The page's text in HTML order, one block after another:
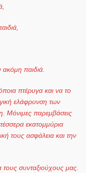
παιδιά.
πτέρυγα και να το
ελάφρυνση των
Μόνιμες παρεμβάσεις
εκατομμύρια
τους ασφάλεια και την
τους συνταξιούχους μας.